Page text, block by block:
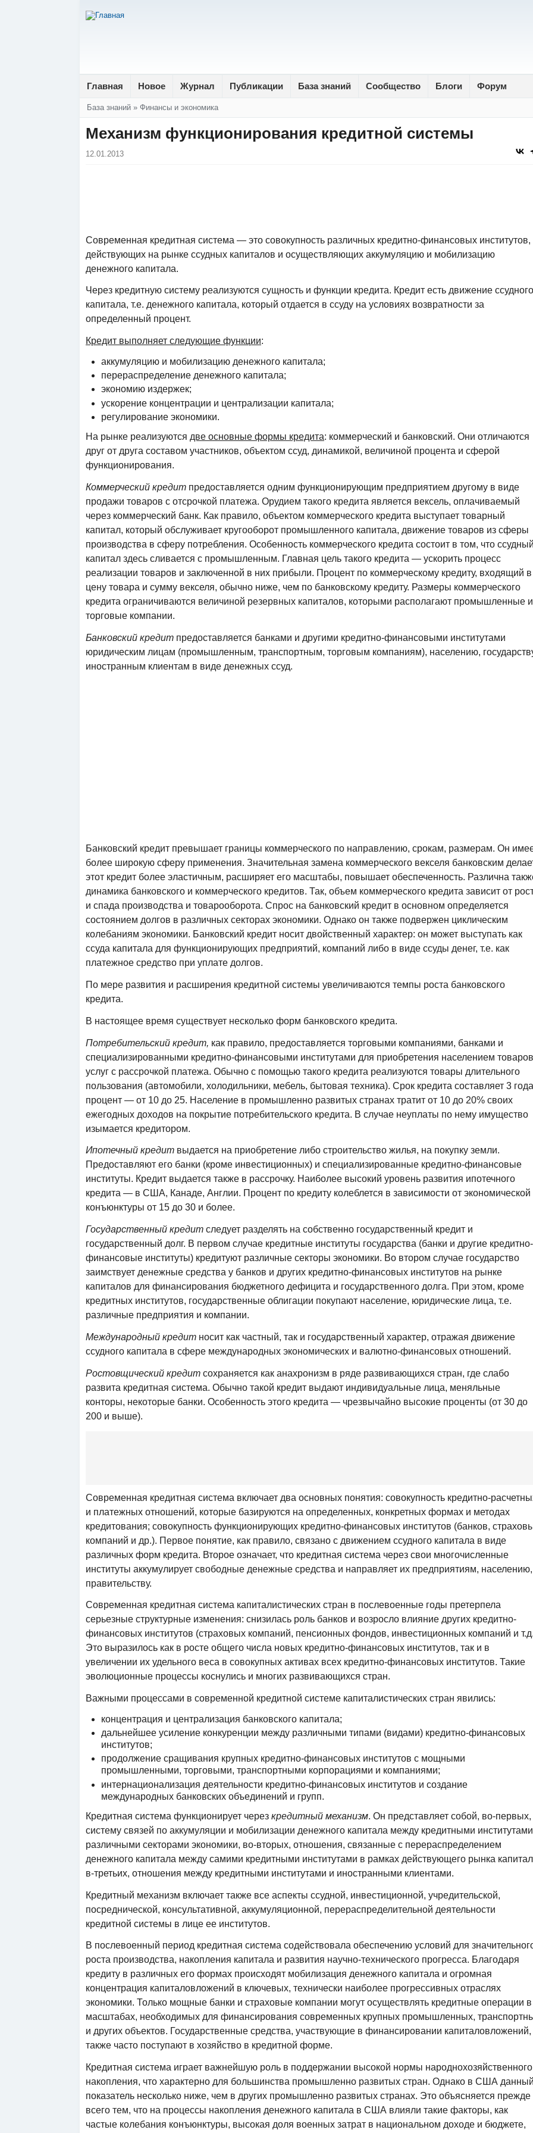
Главная Новое Журнал Публикации База знаний Сообщество Блоги Форум
Вы здесь
База знаний » Финансы и экономика
Механизм функционирования кредитной системы
12.01.2013
Современная кредитная система — это совокупность различных кредитно-финансовых институтов,
действующих на рынке ссудных капиталов и осуществляющих аккумуляцию и мобилизацию
денежного капитала.
Через кредитную систему реализуются сущность и функции кредита. Кредит есть движение ссудного
капитала, т.е. денежного капитала, который отдается в ссуду на условиях возвратности за
определенный процент.
Кредит выполняет следующие функции:
аккумуляцию и мобилизацию денежного капитала;
перераспределение денежного капитала;
экономию издержек;
ускорение концентрации и централизации капитала;
регулирование экономики.
На рынке реализуются две основные формы кредита: коммерческий и банковский. Они отличаются
друг от друга составом участников, объектом ссуд, динамикой, величиной процента и сферой
функционирования.
Коммерческий кредит предоставляется одним функционирующим предприятием другому в виде
продажи товаров с отсрочкой платежа. Орудием такого кредита является вексель, оплачиваемый
через коммерческий банк. Как правило, объектом коммерческого кредита выступает товарный
капитал, который обслуживает кругооборот промышленного капитала, движение товаров из сферы
производства в сферу потребления. Особенность коммерческого кредита состоит в том, что
капитал здесь сливается с промышленным. Главная цель такого кредита — ускорить процесс
реализации товаров и заключенной в них прибыли. Процент по коммерческому кредиту, входящий в
цену товара и сумму векселя, обычно ниже, чем по банковскому кредиту. Размеры коммерческого
кредита ограничиваются величиной резервных капиталов, которыми располагают промышленные и
торговые компании.
Банковский кредит предоставляется банками и другими кредитно-финансовыми институтами
юридическим лицам (промышленным, транспортным, торговым компаниям), населению,
иностранным клиентам в виде денежных ссуд.
Банковский кредит превышает границы коммерческого по направлению, срокам, размерам. Он
более широкую сферу применения. Значительная замена коммерческого векселя банковским
этот кредит более эластичным, расширяет его масштабы, повышает обеспеченность. Различна
динамика банковского и коммерческого кредитов. Так, объем коммерческого кредита зависит от
и спада производства и товарооборота. Спрос на банковский кредит в основном определяется
состоянием долгов в различных секторах экономики. Однако он также подвержен циклическим
колебаниям экономики. Банковский кредит носит двойственный характер: он может выступать как
ссуда капитала для функционирующих предприятий, компаний либо в виде ссуды денег, т.е. как
платежное средство при уплате долгов.
По мере развития и расширения кредитной системы увеличиваются темпы роста банковского
кредита.
В настоящее время существует несколько форм банковского кредита.
Потребительский кредит, как правило, предоставляется торговыми компаниями, банками и
специализированными кредитно-финансовыми институтами для приобретения населением
услуг с рассрочкой платежа. Обычно с помощью такого кредита реализуются товары длительного
пользования (автомобили, холодильники, мебель, бытовая техника). Срок кредита составляет 3
процент — от 10 до 25. Население в промышленно развитых странах тратит от 10 до 20% своих
ежегодных доходов на покрытие потребительского кредита. В случае неуплаты по нему имущество
изымается кредитором.
Ипотечный кредит выдается на приобретение либо строительство жилья, на покупку земли.
Предоставляют его банки (кроме инвестиционных) и специализированные кредитно-финансовые
институты. Кредит выдается также в рассрочку. Наиболее высокий уровень развития ипотечного
кредита — в США, Канаде, Англии. Процент по кредиту колеблется в зависимости от экономической
конъюнктуры от 15 до 30 и более.
Государственный кредит следует разделять на собственно государственный кредит и
государственный долг. В первом случае кредитные институты государства (банки и другие кредитно-
финансовые институты) кредитуют различные секторы экономики. Во втором случае государство
заимствует денежные средства у банков и других кредитно-финансовых институтов на рынке
капиталов для финансирования бюджетного дефицита и государственного долга. При этом, кроме
кредитных институтов, государственные облигации покупают население, юридические лица, т.е.
различные предприятия и компании.
Международный кредит носит как частный, так и государственный характер, отражая движение
ссудного капитала в сфере международных экономических и валютно-финансовых отношений.
Ростовщический кредит сохраняется как анахронизм в ряде развивающихся стран, где слабо
развита кредитная система. Обычно такой кредит выдают индивидуальные лица, меняльные
конторы, некоторые банки. Особенность этого кредита — чрезвычайно высокие проценты (от 30 до
200 и выше).
Современная кредитная система включает два основных понятия: совокупность кредитно-
и платежных отношений, которые базируются на определенных, конкретных формах и методах
кредитования; совокупность функционирующих кредитно-финансовых институтов (банков,
компаний и др.). Первое понятие, как правило, связано с движением ссудного капитала в виде
различных форм кредита. Второе означает, что кредитная система через свои многочисленные
институты аккумулирует свободные денежные средства и направляет их предприятиям, населению,
правительству.
Современная кредитная система капиталистических стран в послевоенные годы претерпела
серьезные структурные изменения: снизилась роль банков и возросло влияние других кредитно-
финансовых институтов (страховых компаний, пенсионных фондов, инвестиционных компаний и
Это выразилось как в росте общего числа новых кредитно-финансовых институтов, так и в
увеличении их удельного веса в совокупных активах всех кредитно-финансовых институтов. Такие
эволюционные процессы коснулись и многих развивающихся стран.
Важными процессами в современной кредитной системе капиталистических стран явились:
концентрация и централизация банковского капитала;
дальнейшее усиление конкуренции между различными типами (видами) кредитно-финансовых
институтов;
продолжение сращивания крупных кредитно-финансовых институтов с мощными
промышленными, торговыми, транспортными корпорациями и компаниями;
интернационализация деятельности кредитно-финансовых институтов и создание
международных банковских объединений и групп.
Кредитная система функционирует через кредитный механизм. Он представляет собой, во-первых,
систему связей по аккумуляции и мобилизации денежного капитала между кредитными
различными секторами экономики, во-вторых, отношения, связанные с перераспределением
денежного капитала между самими кредитными институтами в рамках действующего рынка
в-третьих, отношения между кредитными институтами и иностранными клиентами.
Кредитный механизм включает также все аспекты ссудной, инвестиционной, учредительской,
посреднической, консультативной, аккумуляционной, перераспределительной деятельности
кредитной системы в лице ее институтов.
В послевоенный период кредитная система содействовала обеспечению условий для
роста производства, накопления капитала и развития научно-технического прогресса. Благодаря
кредиту в различных его формах происходят мобилизация денежного капитала и огромная
концентрация капиталовложений в ключевых, технически наиболее прогрессивных отраслях
экономики. Только мощные банки и страховые компании могут осуществлять кредитные операции в
масштабах, необходимых для финансирования современных крупных промышленных,
и других объектов. Государственные средства, участвующие в финансировании капиталовложений,
также часто поступают в хозяйство в кредитной форме.
Кредитная система играет важнейшую роль в поддержании высокой нормы народнохозяйственного
накопления, что характерно для большинства промышленно развитых стран. Однако в США
показатель несколько ниже, чем в других промышленно развитых странах. Это объясняется прежде
всего тем, что на процессы накопления денежного капитала в США влияли такие факторы, как
частые колебания конъюнктуры, высокая доля военных затрат в национальном доходе и бюджете,